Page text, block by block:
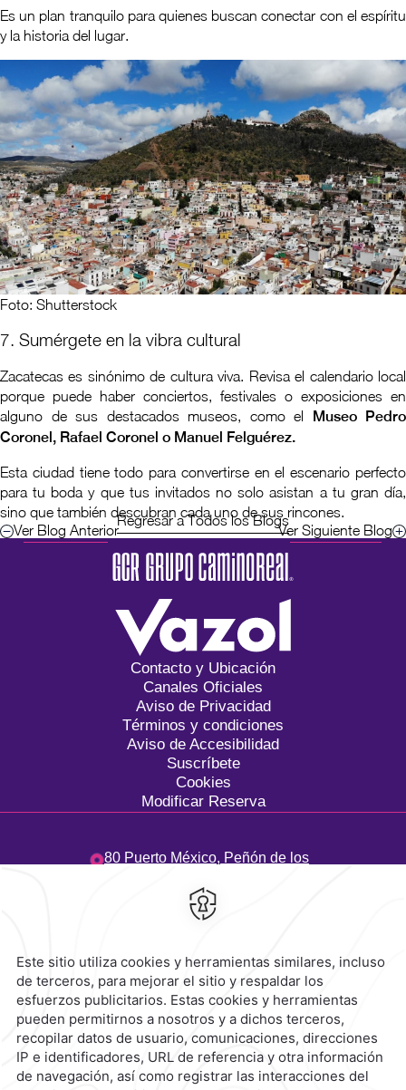
Es un plan tranquilo para quienes buscan conectar con el espíritu
y la historia del lugar.
Foto: Shutterstock
7. Sumérgete en la vibra cultural
Zacatecas es sinónimo de cultura viva. Revisa el calendario local
porque puede haber conciertos, festivales o exposiciones en
alguno de sus destacados museos, como el
Museo Pedro
Coronel, Rafael Coronel o Manuel Felguérez.
Esta ciudad tiene todo para convertirse en el escenario perfecto
para tu boda y que tus invitados no solo asistan a tu gran día,
sino que también descubran cada uno de sus rincones.
Ver Blog Anterior
Regresar a Todos los Blogs
Ver Siguiente Blog
Contacto y Ubicación
Canales Oficiales
Aviso de Privacidad
Términos y condiciones
Aviso de Accesibilidad
Suscríbete
Cookies
Modificar Reserva
80 Puerto México, Peñón de los
México
55 3003 0033
contacto@caminoreal.com
reservaciones@caminoreal.com